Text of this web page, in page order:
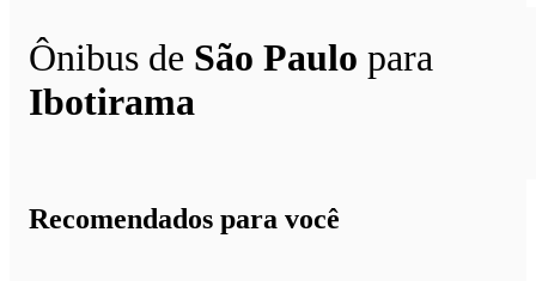
Ônibus de São Paulo para
Ibotirama
Recomendados para você